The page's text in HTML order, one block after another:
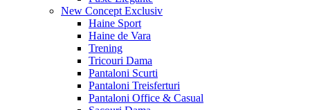
New Concept Exclusiv
Haine Sport
Haine de Vara
Trening
Tricouri Dama
Pantaloni Scurti
Pantaloni Treisferturi
Pantaloni Office & Casual